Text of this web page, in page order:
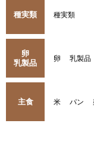
種実類 種実類
卵
乳製品
卵 乳製品
主食 米 パン